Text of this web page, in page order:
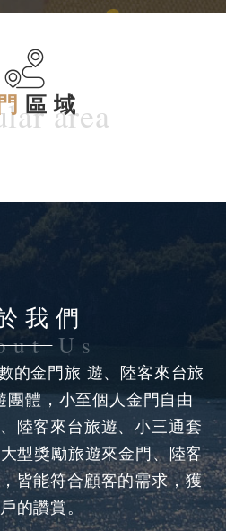
區域
area
我們
的金門旅 遊、陸客來台旅
團體，小至個人金門自由
陸客來台旅遊、小三通套
型獎勵旅遊來金門、陸客
皆能符合顧客的需求，獲
的讚賞。